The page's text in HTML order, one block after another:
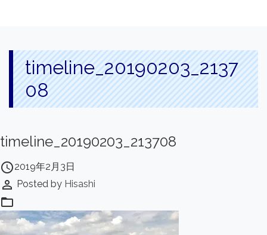
timeline_20190203_2137
08
timeline_20190203_213708
access_time2019年2月3日
perm_identity Posted by Hisashi
folder_open